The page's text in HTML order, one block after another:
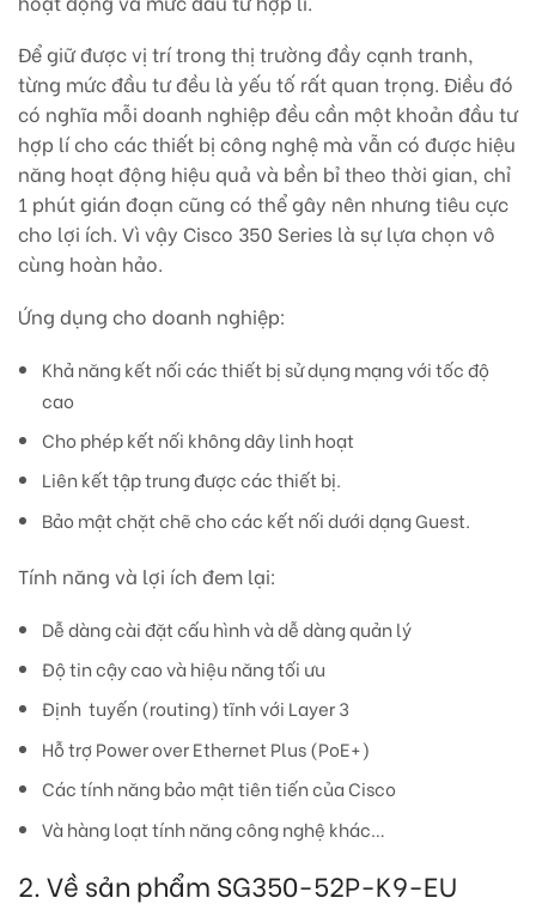
Để giữ được vị trí trong thị trường đầy cạnh tranh,
từng mức đầu tư đều là yếu tố rất quan trọng. Điều đó
có nghĩa mỗi doanh nghiệp đều cần một khoản đầu tư
hợp lí cho các thiết bị công nghệ mà vẫn có được hiệu
năng hoạt động hiệu quả và bền bỉ theo thời gian, chỉ
1 phút gián đoạn cũng có thể gây nên nhưng tiêu cực
cho lợi ích. Vì vậy Cisco 350 Series là sự lựa chọn vô
cùng hoàn hảo.
Ứng dụng cho doanh nghiệp:
Khả năng kết nối các thiết bị sử dụng mạng với tốc độ
cao
Cho phép kết nối không dây linh hoạt
Liên kết tập trung được các thiết bị.
Bảo mật chặt chẽ cho các kết nối dưới dạng Guest.
Tính năng và lợi ích đem lại:
Dễ dàng cài đặt cấu hình và dễ dàng quản lý
Độ tin cậy cao và hiệu năng tối ưu
Định tuyến (routing) tĩnh với Layer 3
Hỗ trợ Power over Ethernet Plus (PoE+)
Các tính năng bảo mật tiên tiến của Cisco
Và hàng loạt tính năng công nghệ khác…
2. Về sản phẩm SG350-52P-K9-EU